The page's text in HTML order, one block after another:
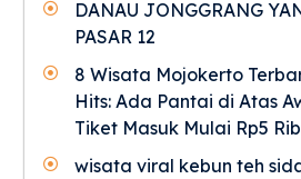
DANAU JONGGRANG
PASAR 12
8 Wisata Mojokerto
Hits: Ada Pantai di Atas
Tiket Masuk Mulai Rp5
wisata viral kebun teh